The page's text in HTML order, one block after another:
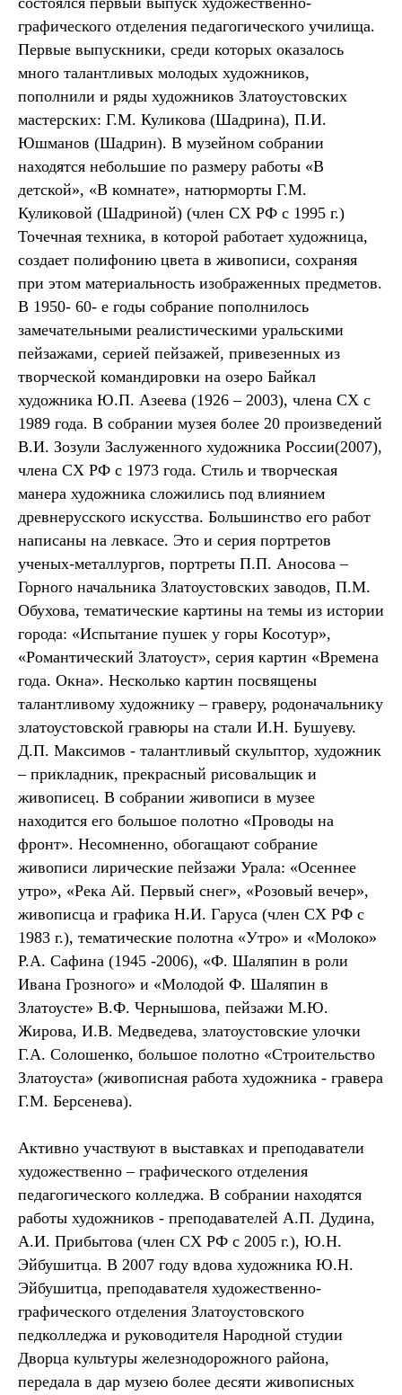
графического отделения педагогического училища.
Первые выпускники, среди которых оказалось
много талантливых молодых художников,
пополнили и ряды художников Златоустовских
мастерских: Г.М. Куликова (Шадрина), П.И.
Юшманов (Шадрин). В музейном собрании
находятся небольшие по размеру работы «В
детской», «В комнате», натюрморты Г.М.
Куликовой (Шадриной) (член СХ РФ с 1995 г.)
Точечная техника, в которой работает художница,
создает полифонию цвета в живописи, сохраняя
при этом материальность изображенных предметов.
В 1950- 60- е годы собрание пополнилось
замечательными реалистическими уральскими
пейзажами, серией пейзажей, привезенных из
творческой командировки на озеро Байкал
художника Ю.П. Азеева (1926 – 2003), члена СХ с
1989 года. В собрании музея более 20 произведений
В.И. Зозули Заслуженного художника России(2007),
члена СХ РФ с 1973 года. Стиль и творческая
манера художника сложились под влиянием
древнерусского искусства. Большинство его работ
написаны на левкасе. Это и серия портретов
ученых-металлургов, портреты П.П. Аносова –
Горного начальника Златоустовских заводов, П.М.
Обухова, тематические картины на темы из истории
города: «Испытание пушек у горы Косотур»,
«Романтический Златоуст», серия картин «Времена
года. Окна». Несколько картин посвящены
талантливому художнику – граверу, родоначальнику
златоустовской гравюры на стали И.Н. Бушуеву.
Д.П. Максимов - талантливый скульптор, художник
– прикладник, прекрасный рисовальщик и
живописец. В собрании живописи в музее
находится его большое полотно «Проводы на
фронт». Несомненно, обогащают собрание
живописи лирические пейзажи Урала: «Осеннее
утро», «Река Ай. Первый снег», «Розовый вечер»,
живописца и графика Н.И. Гаруса (член СХ РФ с
1983 г.), тематические полотна «Утро» и «Молоко»
Р.А. Сафина (1945 -2006), «Ф. Шаляпин в роли
Ивана Грозного» и «Молодой Ф. Шаляпин в
Златоусте» В.Ф. Чернышова, пейзажи М.Ю.
Жирова, И.В. Медведева, златоустовские улочки
Г.А. Солошенко, большое полотно «Строительство
Златоуста» (живописная работа художника - гравера
Г.М. Берсенева).
Активно участвуют в выставках и преподаватели
художественно – графического отделения
педагогического колледжа. В собрании находятся
работы художников - преподавателей А.П. Дудина,
А.И. Прибытова (член СХ РФ с 2005 г.), Ю.Н.
Эйбушитца. В 2007 году вдова художника Ю.Н.
Эйбушитца, преподавателя художественно-
графического отделения Златоустовского
педколледжа и руководителя Народной студии
Дворца культуры железнодорожного района,
передала в дар музею более десяти живописных